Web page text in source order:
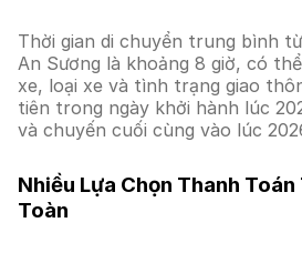
Thời gian di chuyển trung bình
An Sương là khoảng 8 giờ, có
xe, loại xe và tình trạng giao
tiên trong ngày khởi hành lúc
và chuyến cuối cùng vào lúc
Nhiều Lựa Chọn Thanh Toán
Toàn